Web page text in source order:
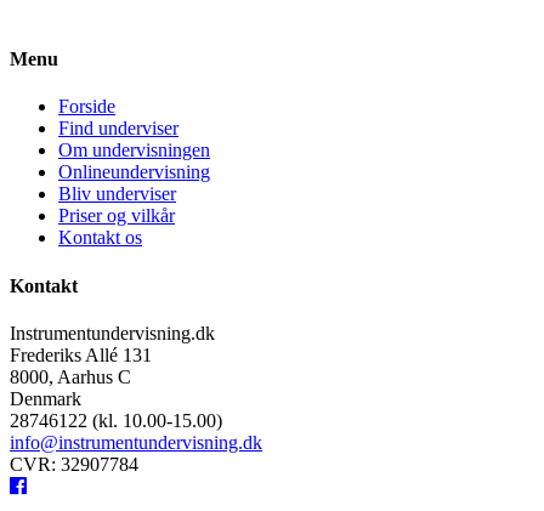
Menu
Forside
Find underviser
Om undervisningen
Onlineundervisning
Bliv underviser
Priser og vilkår
Kontakt os
Kontakt
Instrumentundervisning.dk
Frederiks Allé 131
8000, Aarhus C
Denmark
28746122 (kl. 10.00-15.00)
info@instrumentundervisning.dk
CVR: 32907784